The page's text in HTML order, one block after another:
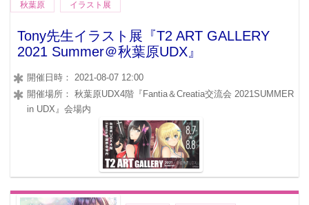
秋葉原 イラスト展
Tony先生イラスト展『T2 ART GALLERY
2021 Summer＠秋葉原UDX』
開催日時： 2021-08-07 12:00
開催場所： 秋葉原UDX4階『Fantia＆Creatia交流会 2021SUMMER
in UDX』会場内